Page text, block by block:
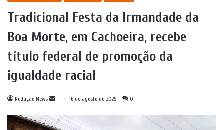
Tradicional Festa da Irmandade da
Boa Morte, em Cachoeira, recebe
título federal de promoção da
igualdade racial
Redação News
Mande
e-
16 de agosto de 2025 0